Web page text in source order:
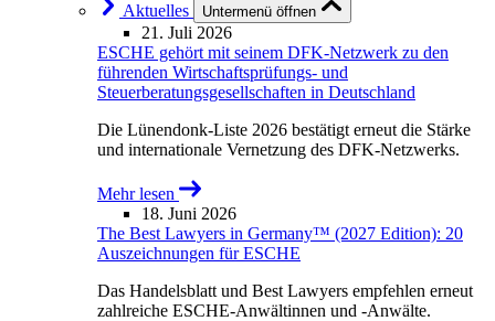
Aktuelles
Untermenü öffnen
21. Juli 2026
ESCHE gehört mit seinem DFK-Netzwerk zu den
führenden Wirtschaftsprüfungs- und
Steuerberatungsgesellschaften in Deutschland
Die Lünendonk-Liste 2026 bestätigt erneut die Stärke
und internationale Vernetzung des DFK-Netzwerks.
Mehr lesen
18. Juni 2026
The Best Lawyers in Germany™ (2027 Edition): 20
Auszeichnungen für ESCHE
Das Handelsblatt und Best Lawyers empfehlen erneut
zahlreiche ESCHE-Anwältinnen und -Anwälte.